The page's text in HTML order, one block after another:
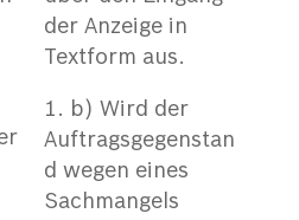
der Anzeige in
Textform aus.
b) Wird der
Auftragsgegenstan
d wegen eines
Sachmangels